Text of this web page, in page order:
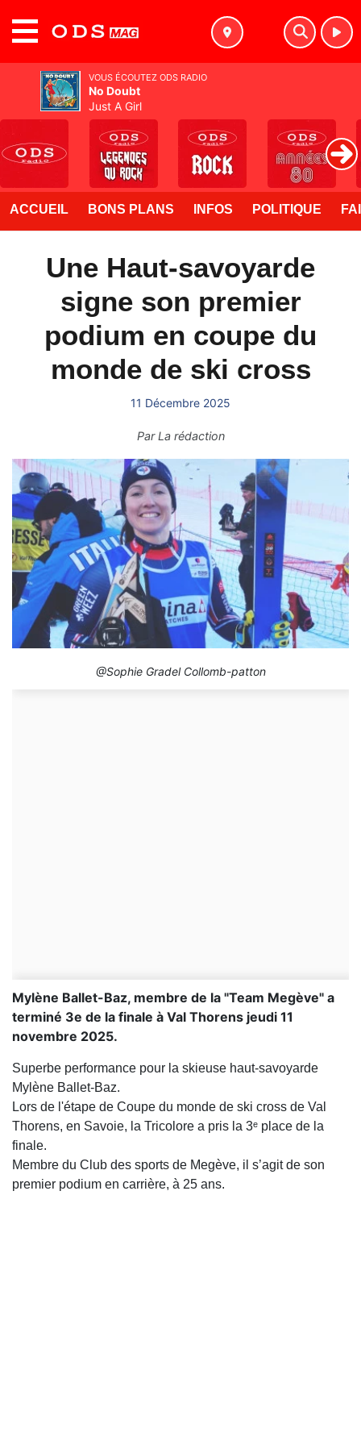
ACCUEIL BONS PLANS INFOS POLITIQUE
Une Haut-savoyarde
signe son premier
podium en coupe du
monde de ski cross
11 Décembre 2025
ParLa rédaction
@Sophie Gradel Collomb-patton
Mylène Ballet-Baz, membre de la "Team Megève" a
terminé 3e de la finale à Val Thorens jeudi 11
novembre 2025.
Superbe performance pour la skieuse haut-savoyarde
Mylène Ballet-Baz.
Lors de l'étape de Coupe du monde de ski cross de Val
Thorens, en Savoie, la Tricolore a pris la 3ᵉ place de la
finale.
Membre du Club des sports de Megève, il s’agit de son
premier podium en carrière, à 25 ans.
VOUS ÉCOUTEZ ODS RADIO
No Doubt
Just A Girl